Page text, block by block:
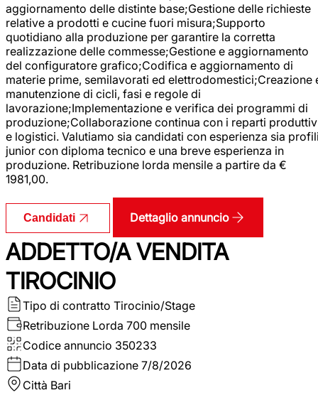
aggiornamento delle distinte base;Gestione delle richieste
relative a prodotti e cucine fuori misura;Supporto
quotidiano alla produzione per garantire la corretta
realizzazione delle commesse;Gestione e aggiornamento
del configuratore grafico;Codifica e aggiornamento di
materie prime, semilavorati ed elettrodomestici;Creazione
manutenzione di cicli, fasi e regole di
lavorazione;Implementazione e verifica dei programmi di
produzione;Collaborazione continua con i reparti
e logistici. Valutiamo sia candidati con esperienza sia
junior con diploma tecnico e una breve esperienza in
produzione. Retribuzione lorda mensile a partire da €
1981,00.
Candidati Dettaglio annuncio
ADDETTO/A VENDITA
TIROCINIO
Tipo di contratto Tirocinio/Stage
Retribuzione Lorda 700 mensile
Codice annuncio 350233
Data di pubblicazione 7/8/2026
Città Bari